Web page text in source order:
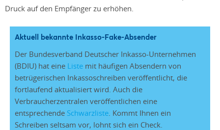
Druck auf den Empfänger zu erhöhen.
Aktuell bekannte Inkasso-Fake-Absender
Der Bundesverband Deutscher Inkasso-Unternehmen
(BDIU) hat eine Liste mit häufigen Absendern von
betrügerischen Inkassoschreiben veröffentlicht, die
fortlaufend aktualisiert wird. Auch die
Verbraucherzentralen veröffentlichen eine
entsprechende Schwarzliste . Kommt Ihnen ein
Schreiben seltsam vor, lohnt sich ein Check.